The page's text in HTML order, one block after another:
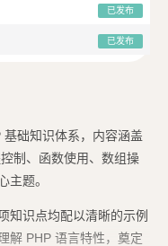
已发布
已发布
础知识体系，内容涵盖
制、函数使用、数组操
主题。
知识点均配以清晰的示例
解 PHP 语言特性，奠定